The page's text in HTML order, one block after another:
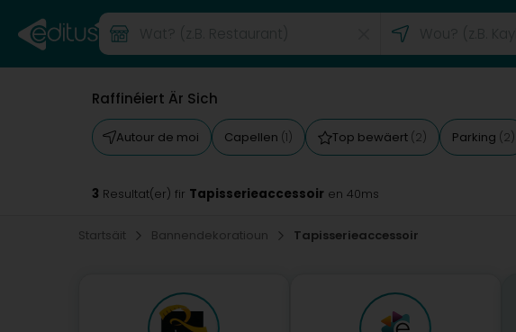
Raffinéiert Är Sich
Autour de moi Capellen (1) Top bewäert (2) Parking (2)
3 Resultat(er) fir Tapisserieaccessoir en 40ms
Startsäit Bannendekoratioun Tapisserieaccessoir